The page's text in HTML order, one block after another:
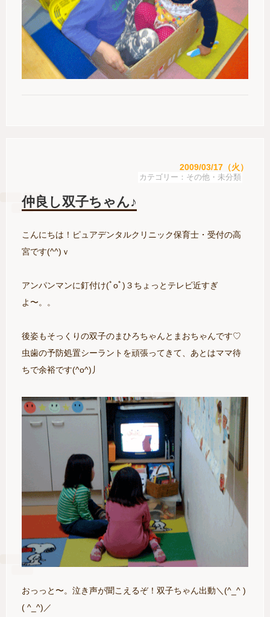
2009/03/17（火）
その他・未分類
仲良し双子ちゃん♪
こんにちは！ピュアデンタルクリニック保育士・受付の高
宮です(^^)ｖ
アンパンマンに釘付け(ﾟoﾟ)３ちょっとテレビ近すぎ
よ〜。。
後姿もそっくりの双子のまひろちゃんとまおちゃんです♡
虫歯の予防処置シーラントを頑張ってきて、あとはママ待
ちで余裕です(^o^)丿
おっっと〜。泣き声が聞こえるぞ！双子ちゃん出動＼(^_^ )
( ^_^)／